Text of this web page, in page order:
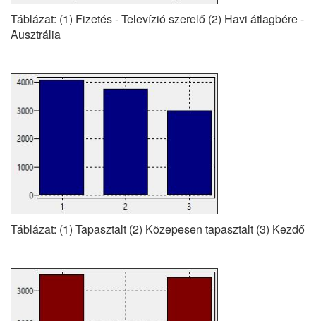
Táblázat: (1) Fizetés - Televízió szerelő (2) Havi átlagbére -
Ausztrália
Táblázat: (1) Tapasztalt (2) Közepesen tapasztalt (3) Kezdő